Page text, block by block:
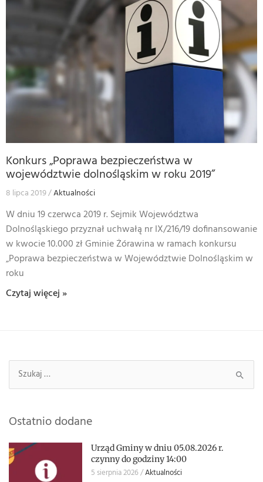
Konkurs „Poprawa bezpieczeństwa w
województwie dolnośląskim w roku 2019”
8 lipca 2019 Aktualności
W dniu 19 czerwca 2019 r. Sejmik Województwa
Dolnośląskiego przyznał uchwałą nr IX/216/19 dofinansowanie
w kwocie 10.000 zł Gminie Żórawina w ramach konkursu
„Poprawa bezpieczeństwa w Województwie Dolnośląskim w
roku
Czytaj więcej »
Szukaj:
Ostatnio dodane
Urząd Gminy w dniu 05.08.2026 r.
czynny do godziny 14:00
5 sierpnia 2026 Aktualności